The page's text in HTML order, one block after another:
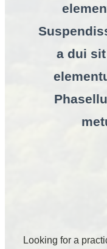
a dui
Looking for a